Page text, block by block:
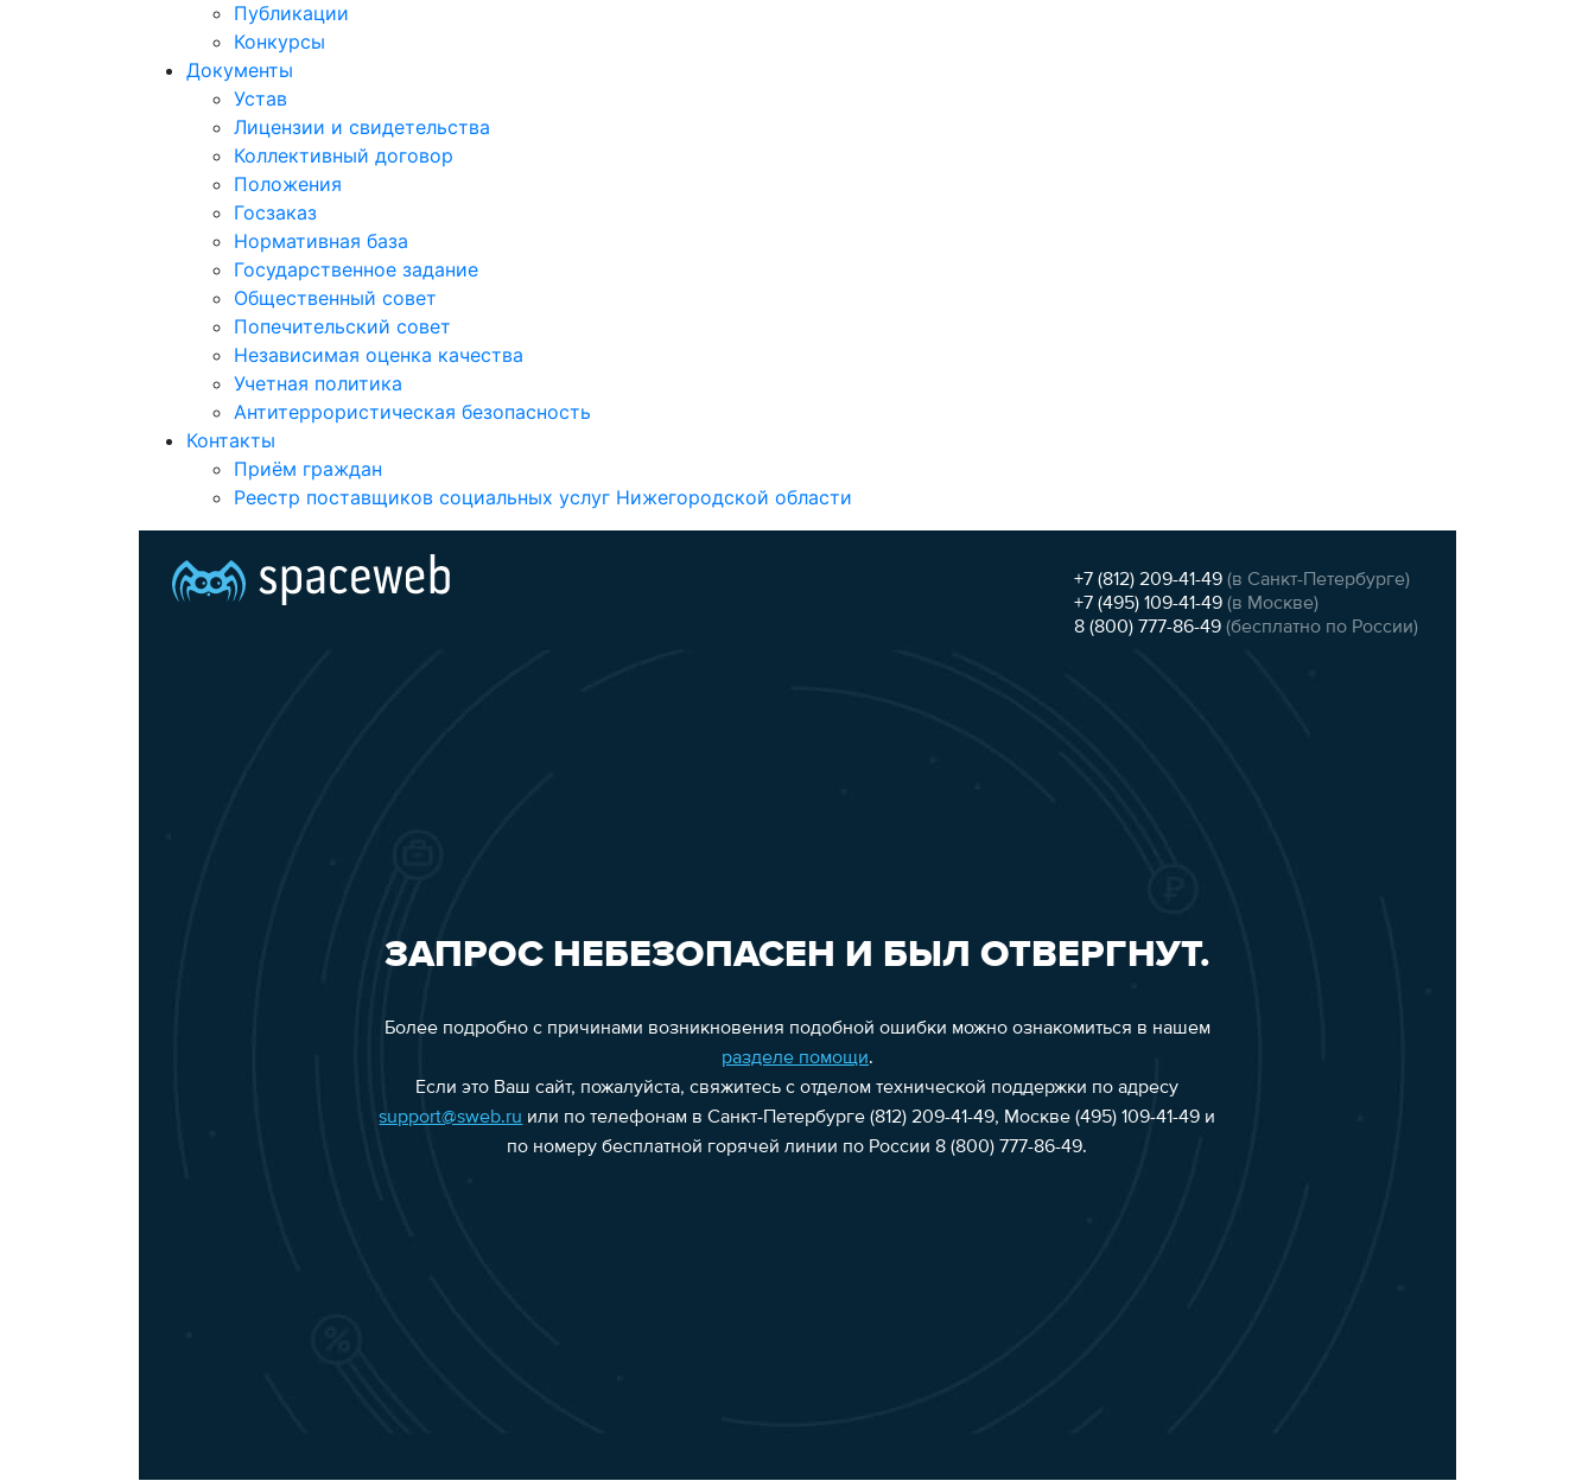
Публикации
Конкурсы
Документы
Устав
Лицензии и свидетельства
Коллективный договор
Положения
Госзаказ
Нормативная база
Государственное задание
Общественный совет
Попечительский совет
Независимая оценка качества
Учетная политика
Антитеррористическая безопасность
Контакты
Приём граждан
Реестр поставщиков социальных услуг Нижегородской области